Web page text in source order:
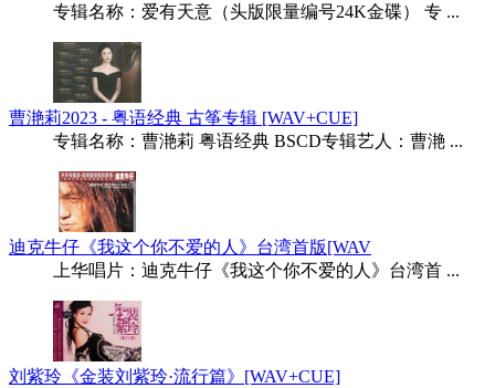
专辑名称：爱有天意（头版限量编号24K金碟） 专 ...
曹滟莉2023 - 粤语经典 古筝专辑 [WAV+CUE]
专辑名称：曹滟莉 粤语经典 BSCD专辑艺人：曹滟 ...
迪克牛仔《我这个你不爱的人》台湾首版[WAV
上华唱片：迪克牛仔《我这个你不爱的人》台湾首 ...
刘紫玲《金装刘紫玲·流行篇》[WAV+CUE]